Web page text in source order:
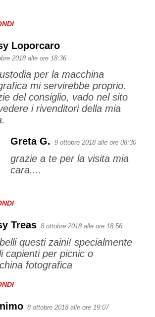
Loporcaro
2018 alle ore 18:36
per la macchina
mi servirebbe proprio.
del consiglio, vado nel sito
i rivenditori della mia
Greta G. 9 ottobre 2018 alle ore 08:30
grazie a te per la visita mia
cara....
Treas 8 ottobre 2018 alle ore 18:56
questi zaini! specialmente
capienti per picnic o
fotografica
8 ottobre 2018 alle ore 19:07